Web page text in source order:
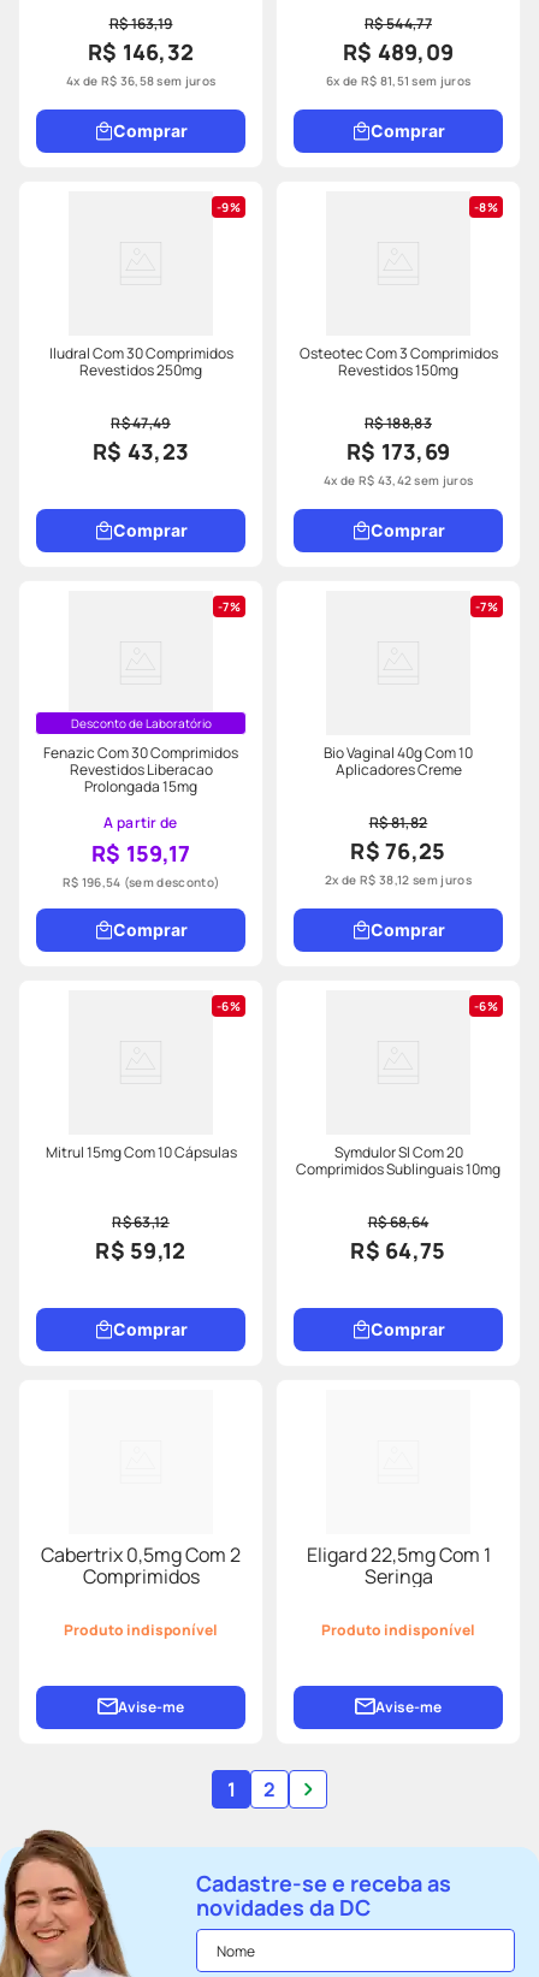
R$ 163,19
R$ 146,32
4x de R$ 36,58sem juros
Comprar
R$ 544,77
R$ 489,09
6x de R$ 81,51 sem juros
Comprar
9%
Iludral Com 30 Comprimidos
Revestidos 250mg
R$ 47,49
R$ 43,23
Comprar
8%
Osteotec Com 3 Comprimidos
Revestidos 150mg
R$ 188,83
R$ 173,69
4x de R$ 43,42sem juros
Comprar
7%
Desconto de Laboratório
Fenazic Com 30 Comprimidos
Revestidos Liberacao
Prolongada 15mg
A partir de
R$ 159,17
R$ 196,54 (sem desconto)
Comprar
7%
Bio Vaginal 40g Com 10
Aplicadores Creme
R$ 81,82
R$ 76,25
2x deR$ 38,12 sem juros
Comprar
6%
Mitrul 15mg Com 10 Cápsulas
R$ 63,12
R$ 59,12
Comprar
6%
Symdulor Sl Com 20
Comprimidos Sublinguais 10mg
R$ 68,64
R$ 64,75
Comprar
Cabertrix 0,5mg Com 2
Comprimidos
Produto indisponível
Avise-me
Eligard 22,5mg Com 1
Seringa
Produto indisponível
Avise-me
1 2
Cadastre-se e receba as
novidades da DC